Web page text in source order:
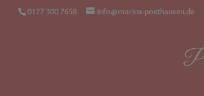
0177 300 7658 info@marina-posthausen.de